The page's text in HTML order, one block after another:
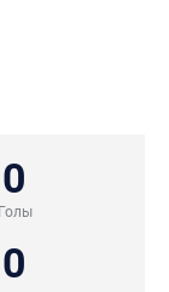
0
Голы
0